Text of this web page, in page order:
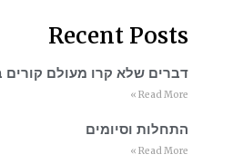
Recent Posts
דברים שלא קרו מעולם קורים
Read More »
התחלות וסיומים
Read More »